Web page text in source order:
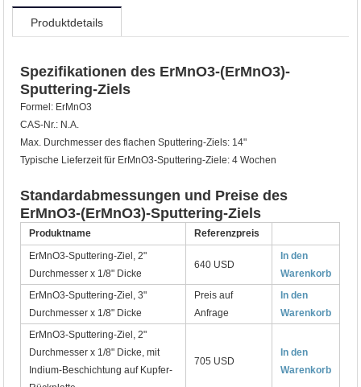
Produktdetails
Spezifikationen des ErMnO3-(ErMnO3)-
Sputtering-Ziels
Formel: ErMnO3
CAS-Nr.: N.A.
Max. Durchmesser des flachen Sputtering-Ziels: 14"
Typische Lieferzeit für ErMnO3-Sputtering-Ziele: 4 Wochen
Standardabmessungen und Preise des
ErMnO3-(ErMnO3)-Sputtering-Ziels
Produktname
Referenzpreis
ErMnO3-Sputtering-Ziel, 2"
Durchmesser x 1/8" Dicke
640 USD
In den
Warenkorb
ErMnO3-Sputtering-Ziel, 3"
Durchmesser x 1/8" Dicke
Preis auf
Anfrage
In den
Warenkorb
ErMnO3-Sputtering-Ziel, 2"
Durchmesser x 1/8" Dicke, mit
Indium-Beschichtung auf Kupfer-
705 USD
In den
Warenkorb